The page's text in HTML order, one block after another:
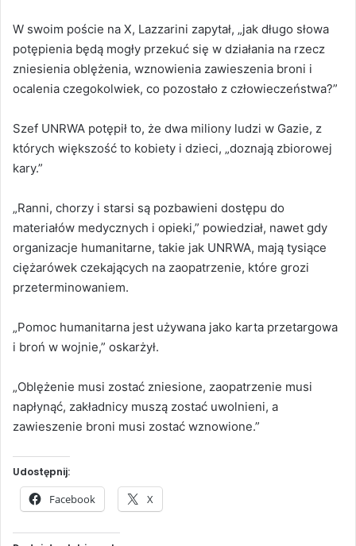
W swoim poście na X, Lazzarini zapytał, „jak długo słowa
potępienia będą mogły przekuć się w działania na rzecz
zniesienia oblężenia, wznowienia zawieszenia broni i
ocalenia czegokolwiek, co pozostało z człowieczeństwa?”
Szef UNRWA potępił to, że dwa miliony ludzi w Gazie, z
których większość to kobiety i dzieci, „doznają zbiorowej
kary.”
„Ranni, chorzy i starsi są pozbawieni dostępu do
materiałów medycznych i opieki,” powiedział, nawet gdy
organizacje humanitarne, takie jak UNRWA, mają tysiące
ciężarówek czekających na zaopatrzenie, które grozi
przeterminowaniem.
„Pomoc humanitarna jest używana jako karta przetargowa
i broń w wojnie,” oskarżył.
„Oblężenie musi zostać zniesione, zaopatrzenie musi
napłynąć, zakładnicy muszą zostać uwolnieni, a
zawieszenie broni musi zostać wznowione.”
Udostępnij:
Facebook X